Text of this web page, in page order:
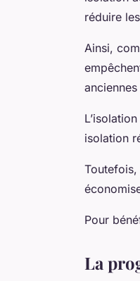
réduire
Ainsi,
isolation
Toutefois,
Pour
La